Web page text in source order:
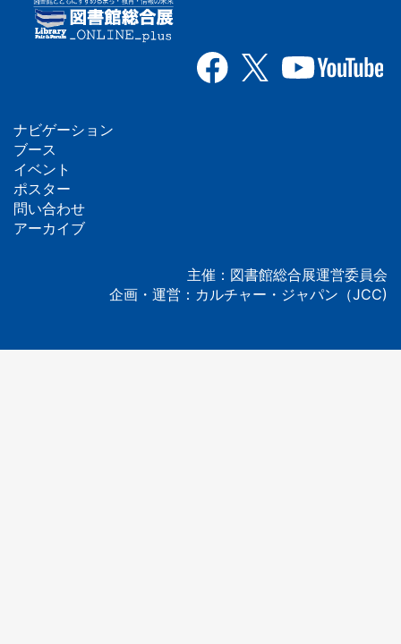
フ
ッ
タ
ナビゲーション
ブース
イベント
ポスター
問い合わせ
アーカイブ
主催：図書館総合展運営委員会
企画・運営：カルチャー・ジャパン（JCC)